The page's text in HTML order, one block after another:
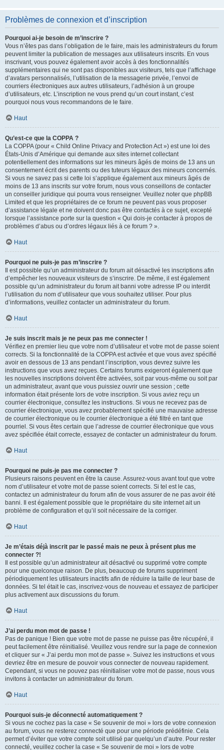
Problèmes de connexion et d’inscription
Pourquoi ai-je besoin de m’inscrire ?
Vous n’êtes pas dans l’obligation de le faire, mais les administrateurs du forum
peuvent limiter la publication de messages aux utilisateurs inscrits. En vous
inscrivant, vous pouvez également avoir accès à des fonctionnalités
supplémentaires qui ne sont pas disponibles aux visiteurs, tels que l’affichage
d’avatars personnalisés, l’utilisation de la messagerie privée, l’envoi de
courriers électroniques aux autres utilisateurs, l’adhésion à un groupe
d’utilisateurs, etc. L’inscription ne vous prend qu’un court instant, c’est
pourquoi nous vous recommandons de le faire.
Haut
Qu’est-ce que la COPPA ?
La COPPA (pour « Child Online Privacy and Protection Act ») est une loi des
États-Unis d’Amérique qui demande aux sites internet collectant
potentiellement des informations sur les mineurs âgés de moins de 13 ans un
consentement écrit des parents ou des tuteurs légaux des mineurs concernés.
Si vous ne savez pas si cette loi s’applique également aux mineurs âgés de
moins de 13 ans inscrits sur votre forum, nous vous conseillons de contacter
un conseiller juridique qui pourra vous renseigner. Veuillez noter que phpBB
Limited et que les propriétaires de ce forum ne peuvent pas vous proposer
d’assistance légale et ne doivent donc pas être contactés à ce sujet, excepté
lorsque l’assistance porte sur la question « Qui dois-je contacter à propos de
problèmes d’abus ou d’ordres légaux liés à ce forum ? ».
Haut
Pourquoi ne puis-je pas m’inscrire ?
Il est possible qu’un administrateur du forum ait désactivé les inscriptions afin
d’empêcher les nouveaux visiteurs de s’inscrire. De même, il est également
possible qu’un administrateur du forum ait banni votre adresse IP ou interdit
l’utilisation du nom d’utilisateur que vous souhaitez utiliser. Pour plus
d’informations, veuillez contacter un administrateur du forum.
Haut
Je suis inscrit mais je ne peux pas me connecter !
Vérifiez en premier lieu que votre nom d’utilisateur et votre mot de passe soient
corrects. Si la fonctionnalité de la COPPA est activée et que vous avez spécifié
avoir en dessous de 13 ans pendant l’inscription, vous devrez suivre les
instructions que vous avez reçues. Certains forums exigeront également que
les nouvelles inscriptions doivent être activées, soit par vous-même ou soit par
un administrateur, avant que vous puissiez ouvrir une session ; cette
information était présente lors de votre inscription. Si vous aviez reçu un
courrier électronique, consultez les instructions. Si vous ne recevez pas de
courrier électronique, vous avez probablement spécifié une mauvaise adresse
de courrier électronique ou le courrier électronique a été filtré en tant que
pourriel. Si vous êtes certain que l’adresse de courrier électronique que vous
avez spécifiée était correcte, essayez de contacter un administrateur du forum.
Haut
Pourquoi ne puis-je pas me connecter ?
Plusieurs raisons peuvent en être la cause. Assurez-vous avant tout que votre
nom d’utilisateur et votre mot de passe soient corrects. Si tel est le cas,
contactez un administrateur du forum afin de vous assurer de ne pas avoir été
banni. Il est également possible que le propriétaire du site internet ait un
problème de configuration et qu’il soit nécessaire de la corriger.
Haut
Je m’étais déjà inscrit par le passé mais ne peux à présent plus me
connecter ?!
Il est possible qu’un administrateur ait désactivé ou supprimé votre compte
pour une quelconque raison. De plus, beaucoup de forums suppriment
périodiquement les utilisateurs inactifs afin de réduire la taille de leur base de
données. Si tel était le cas, inscrivez-vous de nouveau et essayez de participer
plus activement aux discussions du forum.
Haut
J’ai perdu mon mot de passe !
Pas de panique ! Bien que votre mot de passe ne puisse pas être récupéré, il
peut facilement être réinitialisé. Veuillez vous rendre sur la page de connexion
et cliquer sur « J’ai perdu mon mot de passe ». Suivez les instructions et vous
devriez être en mesure de pouvoir vous connecter de nouveau rapidement.
Cependant, si vous ne pouvez pas réinitialiser votre mot de passe, nous vous
invitons à contacter un administrateur du forum.
Haut
Pourquoi suis-je déconnecté automatiquement ?
Si vous ne cochez pas la case « Se souvenir de moi » lors de votre connexion
au forum, vous ne resterez connecté que pour une période prédéfinie. Cela
permet d’éviter que votre compte soit utilisé par quelqu’un d’autre. Pour rester
connecté, veuillez cocher la case « Se souvenir de moi » lors de votre